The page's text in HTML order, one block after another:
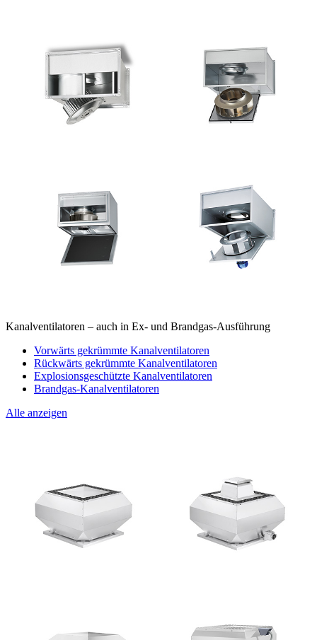
Kanalventilatoren – auch in Ex- und Brandgas-Ausführung
Vorwärts gekrümmte Kanalventilatoren
Rückwärts gekrümmte Kanalventilatoren
Explosionsgeschützte Kanalventilatoren
Brandgas-Kanalventilatoren
Alle anzeigen